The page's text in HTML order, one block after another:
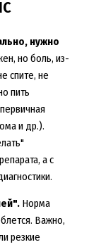
нужно
но боль, из-
спите, не
пить
и др.).
а с
Норма
Важно,
резкие